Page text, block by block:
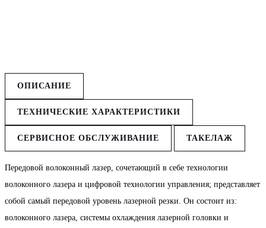
ОПИСАНИЕ
ТЕХНИЧЕСКИЕ ХАРАКТЕРИСТИКИ
СЕРВИСНОЕ ОБСЛУЖИВАНИЕ ТАКЕЛАЖ
Передовой волоконный лазер, сочетающий в себе технологии
волоконного лазера и цифровой технологии управления; представляет
собой самый передовой уровень лазерной резки. Он состоит из:
волоконного лазера, системы охлаждения лазерной головки и